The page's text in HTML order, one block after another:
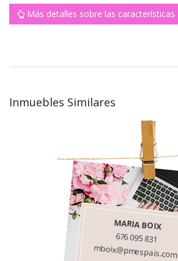
Más detalles sobre las características
Inmuebles Similares
MARIA BOIX
676 095 831
mboix@pmespais.com